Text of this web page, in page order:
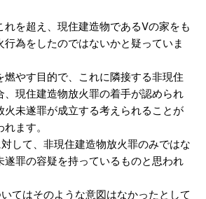
れを超え、現住建造物であるVの家をも
為をしたのではないかと疑っていま
燃やす目的で、これに隣接する非現住
、現住建造物放火罪の着手が認められ
火未遂罪が成立する考えられることが
ます。
して、非現住建造物放火罪のみではな
遂罪の容疑を持っているものと思われ
てはそのような意図はなかったとして